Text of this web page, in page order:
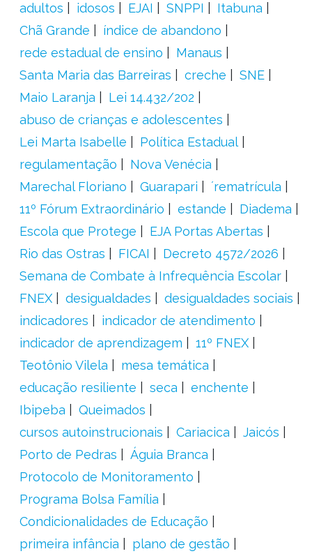
adultos
idosos EJAI SNPPI
Itabuna
Chã Grande
índice de abandono
rede estadual de ensino
Manaus
Santa Maria das Barreiras
creche
SNE
Maio Laranja
Lei 14.432/202
abuso de crianças e adolescentes
Lei Marta Isabelle
Política Estadual
regulamentação
Nova Venécia
Marechal Floriano
Guarapari
´rematrícula
11º Fórum Extraordinário
estande
Diadema
Escola que Protege
EJA Portas Abertas
Rio das Ostras
FICAI
Decreto 4572/2026
Semana de Combate à Infrequência Escolar
FNEX
desigualdades
desigualdades sociais
indicadores
indicador de atendimento
indicador de aprendizagem
11º FNEX
Teotônio Vilela
mesa temática
educação resiliente
seca
enchente
Ibipeba
Queimados
cursos autoinstrucionais
Cariacica
Jaicós
Porto de Pedras
Águia Branca
Protocolo de Monitoramento
Programa Bolsa Família
Condicionalidades de Educação
primeira infância
plano de gestão